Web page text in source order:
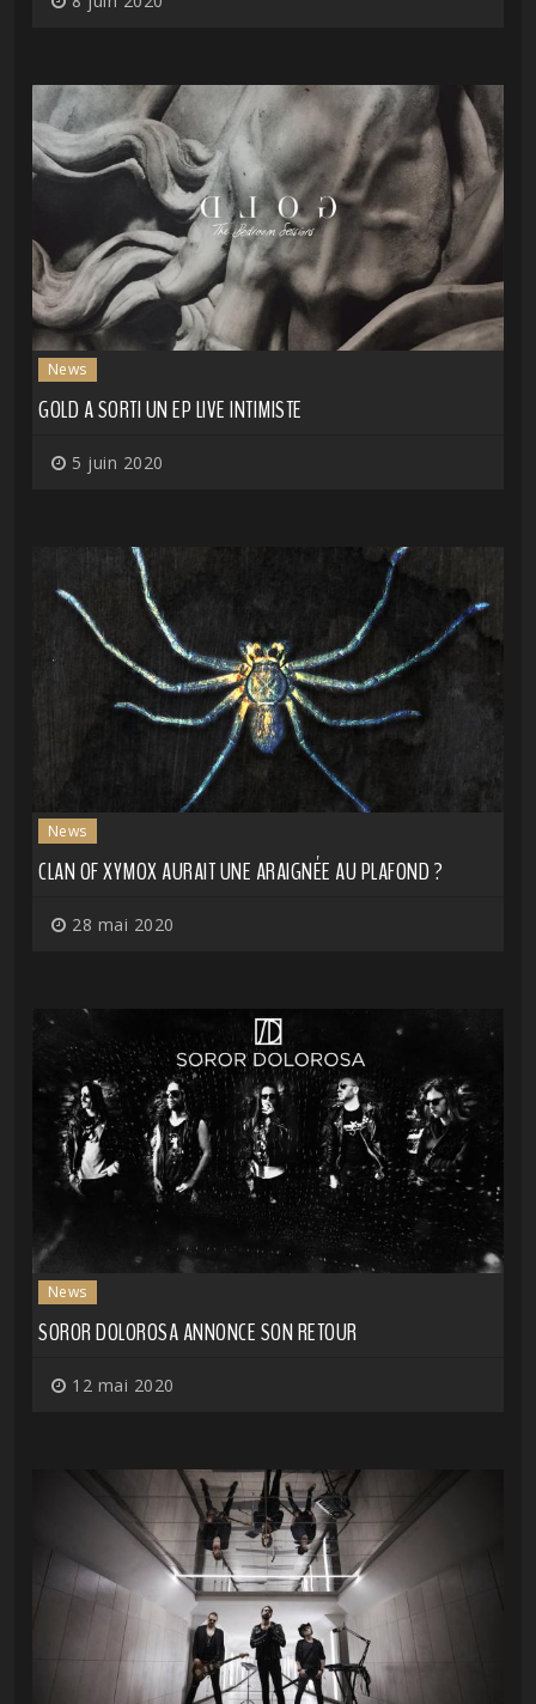
News
GOLD A SORTI UN EP LIVE INTIMISTE
5 juin 2020
News
CLAN OF XYMOX AURAIT UNE ARAIGNÉE AU PLAFOND ?
28 mai 2020
News
SOROR DOLOROSA ANNONCE SON RETOUR
12 mai 2020